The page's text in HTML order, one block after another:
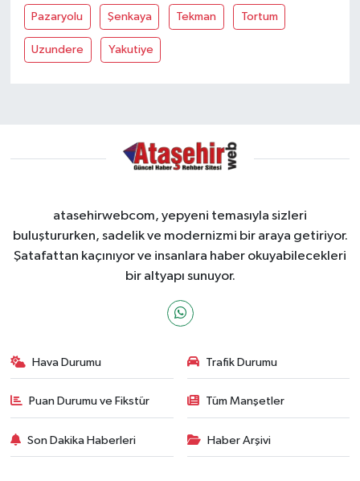
Pazaryolu Şenkaya Tekman Tortum
Uzundere Yakutiye
atasehirwebcom, yepyeni temasıyla sizleri
buluştururken, sadelik ve modernizmi bir araya getiriyor.
Şatafattan kaçınıyor ve insanlara haber okuyabilecekleri
bir altyapı sunuyor.
Hava Durumu Trafik Durumu
Puan Durumu ve Fikstür Tüm Manşetler
Son Dakika Haberleri Haber Arşivi